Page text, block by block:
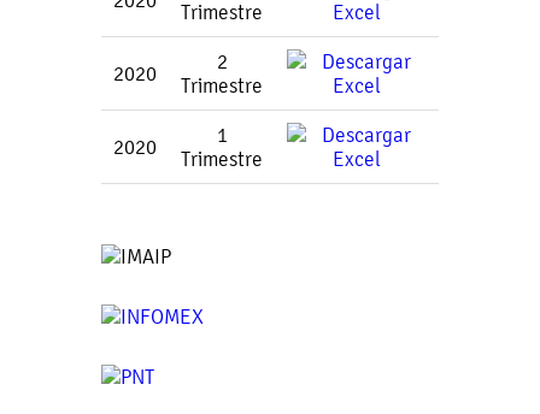
Trimestre
2020
2
Trimestre
2020
1
Trimestre